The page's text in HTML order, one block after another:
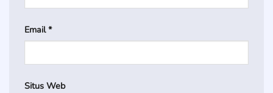
Email*
Situs Web